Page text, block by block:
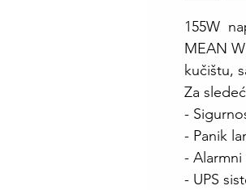
155W
MEAN
kučištu,
Za
-
- Panik
- Alarmni
- UPS